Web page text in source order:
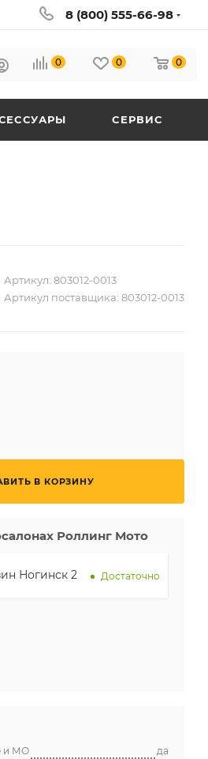
8 (800) 555-66-98
0 0 0
СЕРВИС
Артикул: 803012-0013
Артикул поставщика: 803012-0013
В КОРЗИНУ
Роллинг Мото
Ногинск 2 Достаточно
и МО
да